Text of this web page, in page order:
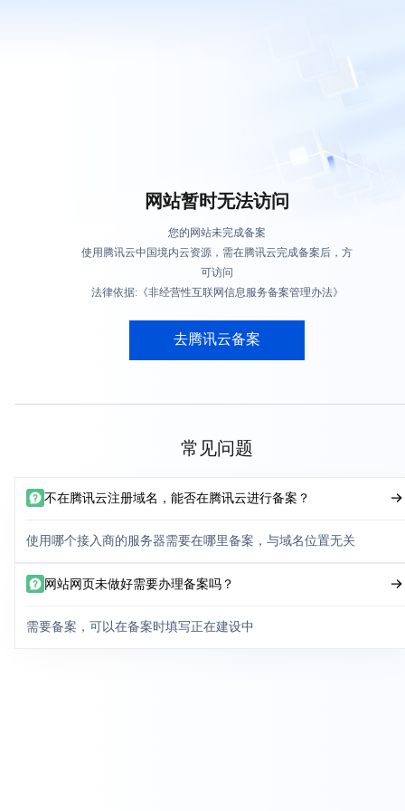
网站暂时无法访问
您的网站未完成备案
使用腾讯云中国境内云资源，需在腾讯云完成备案后，方
可访问
法律依据:《非经营性互联网信息服务备案管理办法》
去腾讯云备案
常见问题
不在腾讯云注册域名，能否在腾讯云进行备案？
使用哪个接入商的服务器需要在哪里备案，与域名位置无关
网站网页未做好需要办理备案吗？
需要备案，可以在备案时填写正在建设中